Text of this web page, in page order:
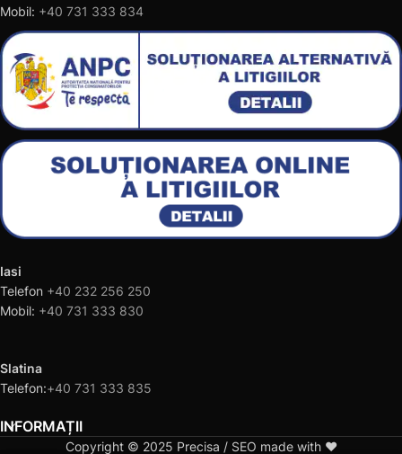
Mobil: +40 731 333 834
Iasi
Telefon +40 232 256 250
Mobil: +40 731 333 830
Slatina
Telefon:+40 731 333 835
INFORMAȚII
Copyright © 2025 Precisa / SEO made with ❤️